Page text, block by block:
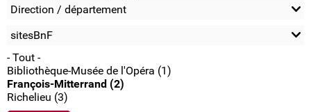
Direction / département
sitesBnF
- Tout -
Bibliothèque-Musée de l'Opéra (1)
François-Mitterrand (2)
Richelieu (3)